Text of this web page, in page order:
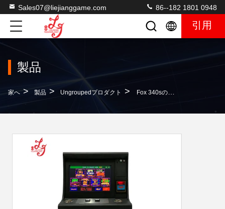
Sales07@liejianggame.com 86--182 1801 0948
引用
製品
家へ > 製品 > Ungroupedプロダクト > Fox 340sの金の接触スロット ゲーム板多ゲームはゲーム・マシンPOGのゲーム・マシンに細長い穴をつけます